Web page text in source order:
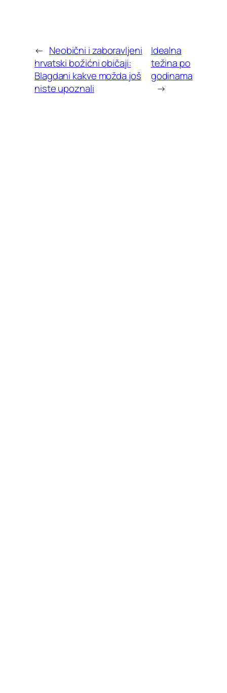
← Neobični i zaboravljeni
hrvatski božićni običaji:
Blagdani kakve možda još
niste upoznali
Idealna
težina po
godinama
→